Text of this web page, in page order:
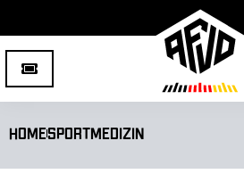
HomeSportmedizin